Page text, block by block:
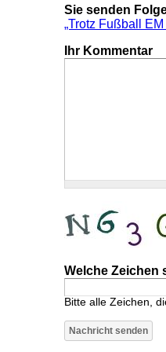
Sie senden
„Trotz Fußball
Ihr Kommentar
Welche Zeichen
Bitte alle Zeichen,